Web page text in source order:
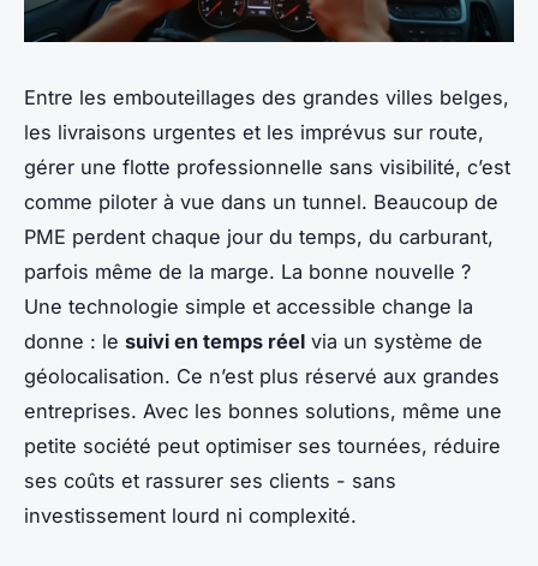
Entre les embouteillages des grandes villes belges,
les livraisons urgentes et les imprévus sur route,
gérer une flotte professionnelle sans visibilité, c’est
comme piloter à vue dans un tunnel. Beaucoup de
PME perdent chaque jour du temps, du carburant,
parfois même de la marge. La bonne nouvelle ?
Une technologie simple et accessible change la
donne : le suivi en temps réel via un système de
géolocalisation. Ce n’est plus réservé aux grandes
entreprises. Avec les bonnes solutions, même une
petite société peut optimiser ses tournées, réduire
ses coûts et rassurer ses clients - sans
investissement lourd ni complexité.